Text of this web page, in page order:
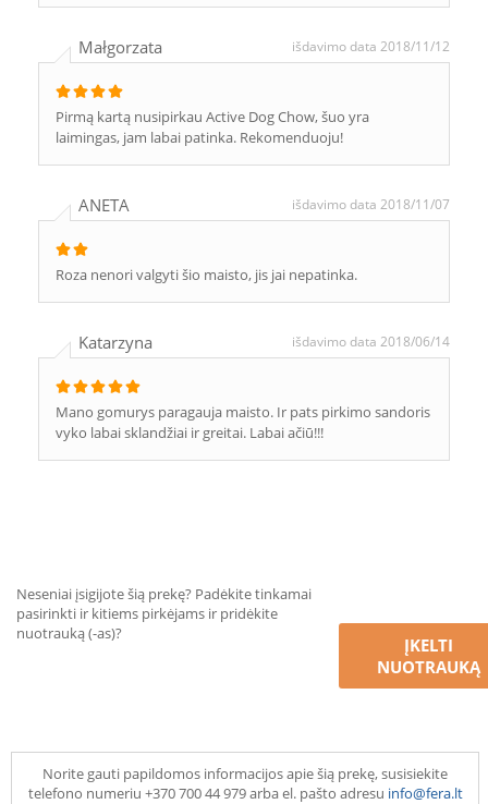
Małgorzata išdavimo data 2018/11/12
Pirmą kartą nusipirkau Active Dog Chow, šuo yra
laimingas, jam labai patinka. Rekomenduoju!
ANETA išdavimo data 2018/11/07
Roza nenori valgyti šio maisto, jis jai nepatinka.
Katarzyna išdavimo data 2018/06/14
Mano gomurys paragauja maisto. Ir pats pirkimo sandoris
vyko labai sklandžiai ir greitai. Labai ačiū!!!
Neseniai įsigijote šią prekę? Padėkite tinkamai
pasirinkti ir kitiems pirkėjams ir pridėkite
nuotrauką (-as)?
ĮKELTI
NUOTRAUKĄ
Norite gauti papildomos informacijos apie šią prekę, susisiekite
telefono numeriu +370 700 44 979 arba el. pašto adresu info@fera.lt